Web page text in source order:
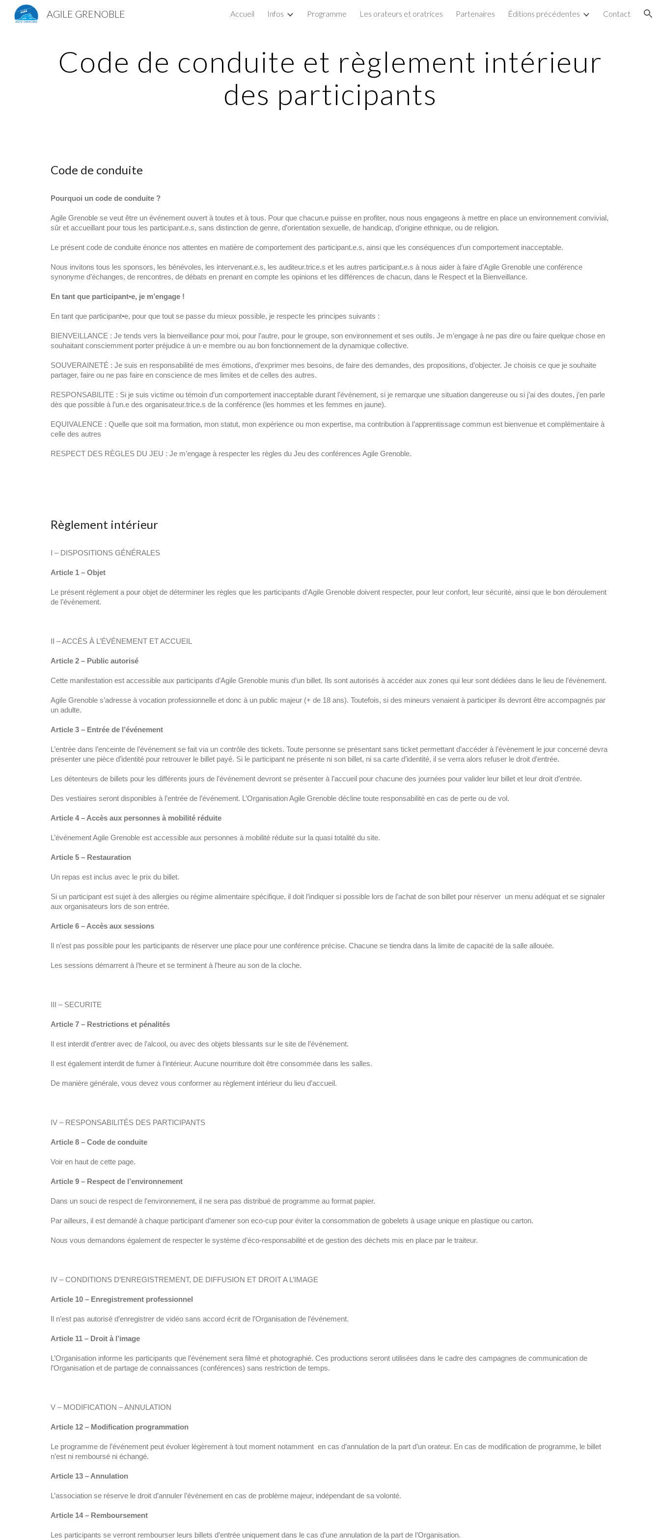
Skip to main content Skip to navigation
AGILE GRENOBLE Accueil Infos Programme Les orateurs et oratrices Partenaires Éditions précédentes Contact
Code de conduite et règlement intérieur
des participants
Code de conduite
Pourquoi un code de conduite ?
Agile Grenoble se veut être un événement ouvert à toutes et à tous. Pour que chacun.e puisse en profiter, nous nous engageons à mettre en place un environnement convivial,
sûr et accueillant pour tous les participant.e.s, sans distinction de genre, d’orientation sexuelle, de handicap, d’origine ethnique, ou de religion.
Le présent code de conduite énonce nos attentes en matière de comportement des participant.e.s, ainsi que les conséquences d’un comportement inacceptable.
Nous invitons tous les sponsors, les bénévoles, les intervenant.e.s, les auditeur.trice.s et les autres participant.e.s à nous aider à faire d’Agile Grenoble une conférence
synonyme d’échanges, de rencontres, de débats en prenant en compte les opinions et les différences de chacun, dans le Respect et la Bienveillance.
En tant que participant•e, je m’engage !
En tant que participant•e, pour que tout se passe du mieux possible, je respecte les principes suivants :
BIENVEILLANCE : Je tends vers la bienveillance pour moi, pour l’autre, pour le groupe, son environnement et ses outils. Je m’engage à ne pas dire ou faire quelque chose en
souhaitant consciemment porter préjudice à un·e membre ou au bon fonctionnement de la dynamique collective.
SOUVERAINETÉ : Je suis en responsabilité de mes émotions, d’exprimer mes besoins, de faire des demandes, des propositions, d’objecter. Je choisis ce que je souhaite
partager, faire ou ne pas faire en conscience de mes limites et de celles des autres.
RESPONSABILITE : Si je suis victime ou témoin d’un comportement inacceptable durant l’évènement, si je remarque une situation dangereuse ou si j’ai des doutes, j’en parle
dès que possible à l’un.e des organisateur.trice.s de la conférence (les hommes et les femmes en jaune).
EQUIVALENCE : Quelle que soit ma formation, mon statut, mon expérience ou mon expertise, ma contribution à l’apprentissage commun est bienvenue et complémentaire à
celle des autres
RESPECT DES RÈGLES DU JEU : Je m’engage à respecter les règles du Jeu des conférences Agile Grenoble.
Règlement intérieur
I – DISPOSITIONS GÉNÉRALES
Article 1 – Objet
Le présent règlement a pour objet de déterminer les règles que les participants d’Agile Grenoble doivent respecter, pour leur confort, leur sécurité, ainsi que le bon déroulement
de l’évènement.
II – ACCÈS À L’ÉVÉNEMENT ET ACCUEIL
Article 2 – Public autorisé
Cette manifestation est accessible aux participants d’Agile Grenoble munis d’un billet. Ils sont autorisés à accéder aux zones qui leur sont dédiées dans le lieu de l’évènement.
Agile Grenoble s’adresse à vocation professionnelle et donc à un public majeur (+ de 18 ans). Toutefois, si des mineurs venaient à participer ils devront être accompagnés par
un adulte.
Article 3 – Entrée de l’événement
L’entrée dans l’enceinte de l’événement se fait via un contrôle des tickets. Toute personne se présentant sans ticket permettant d’accéder à l’évènement le jour concerné devra
présenter une pièce d’identité pour retrouver le billet payé. Si le participant ne présente ni son billet, ni sa carte d’identité, il se verra alors refuser le droit d’entrée.
Les détenteurs de billets pour les différents jours de l’événement devront se présenter à l’accueil pour chacune des journées pour valider leur billet et leur droit d’entrée.
Des vestiaires seront disponibles à l’entrée de l’événement. L’Organisation Agile Grenoble décline toute responsabilité en cas de perte ou de vol.
Article 4 – Accès aux personnes à mobilité réduite
L’événement Agile Grenoble est accessible aux personnes à mobilité réduite sur la quasi totalité du site.
Article 5 – Restauration
Un repas est inclus avec le prix du billet.
Si un participant est sujet à des allergies ou régime alimentaire spécifique, il doit l’indiquer si possible lors de l’achat de son billet pour réserver un menu adéquat et se signaler
aux organisateurs lors de son entrée.
Article 6 – Accès aux sessions
Il n’est pas possible pour les participants de réserver une place pour une conférence précise. Chacune se tiendra dans la limite de capacité de la salle allouée.
Les sessions démarrent à l’heure et se terminent à l’heure au son de la cloche.
III – SECURITE
Article 7 – Restrictions et pénalités
Il est interdit d’entrer avec de l’alcool, ou avec des objets blessants sur le site de l’événement.
Il est également interdit de fumer à l’intérieur. Aucune nourriture doit être consommée dans les salles.
De manière générale, vous devez vous conformer au règlement intérieur du lieu d’accueil.
IV – RESPONSABILITÉS DES PARTICIPANTS
Article 8 – Code de conduite
Voir en haut de cette page.
Article 9 – Respect de l’environnement
Dans un souci de respect de l’environnement, il ne sera pas distribué de programme au format papier.
Par ailleurs, il est demandé à chaque participant d’amener son eco-cup pour éviter la consommation de gobelets à usage unique en plastique ou carton.
Nous vous demandons également de respecter le système d’éco-responsabilité et de gestion des déchets mis en place par le traiteur.
IV – CONDITIONS D’ENREGISTREMENT, DE DIFFUSION ET DROIT A L’IMAGE
Article 10 – Enregistrement professionnel
Il n’est pas autorisé d’enregistrer de vidéo sans accord écrit de l’Organisation de l’événement.
Article 11 – Droit à l’image
L’Organisation informe les participants que l’événement sera filmé et photographié. Ces productions seront utilisées dans le cadre des campagnes de communication de
l’Organisation et de partage de connaissances (conférences) sans restriction de temps.
V – MODIFICATION – ANNULATION
Article 12 – Modification programmation
Le programme de l’événement peut évoluer légèrement à tout moment notamment en cas d’annulation de la part d’un orateur. En cas de modification de programme, le billet
n’est ni remboursé ni échangé.
Article 13 – Annulation
L’association se réserve le droit d’annuler l’événement en cas de problème majeur, indépendant de sa volonté.
Article 14 – Remboursement
Les participants se verront rembourser leurs billets d’entrée uniquement dans le cas d’une annulation de la part de l’Organisation.